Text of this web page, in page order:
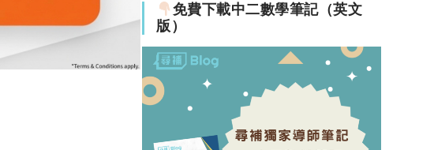
免費下載中二數學筆記（英文
版）